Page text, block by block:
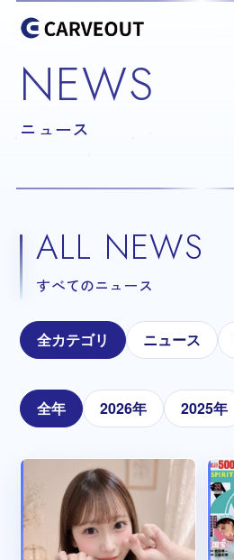
NEWS
ニュース
ALL NEWS
すべてのニュース
全カテゴリ ニュース
全年 2026年 2025年